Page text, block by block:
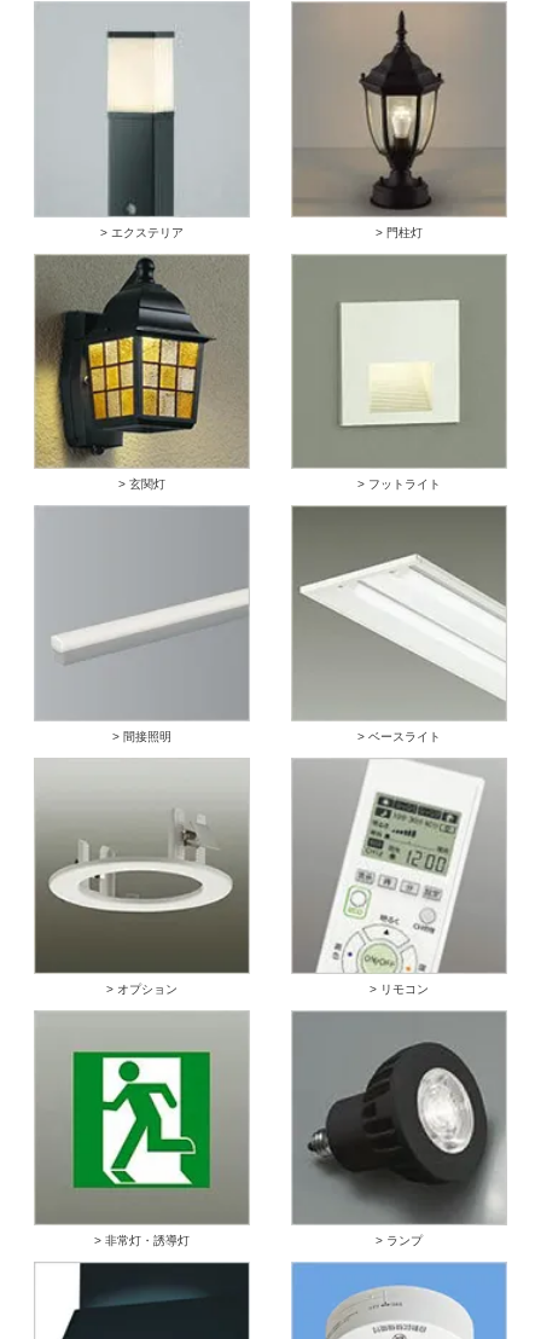
> エクステリア > 門柱灯
> 玄関灯 > フットライト
> 間接照明 > ベースライト
> オプション > リモコン
> 非常灯・誘導灯 > ランプ